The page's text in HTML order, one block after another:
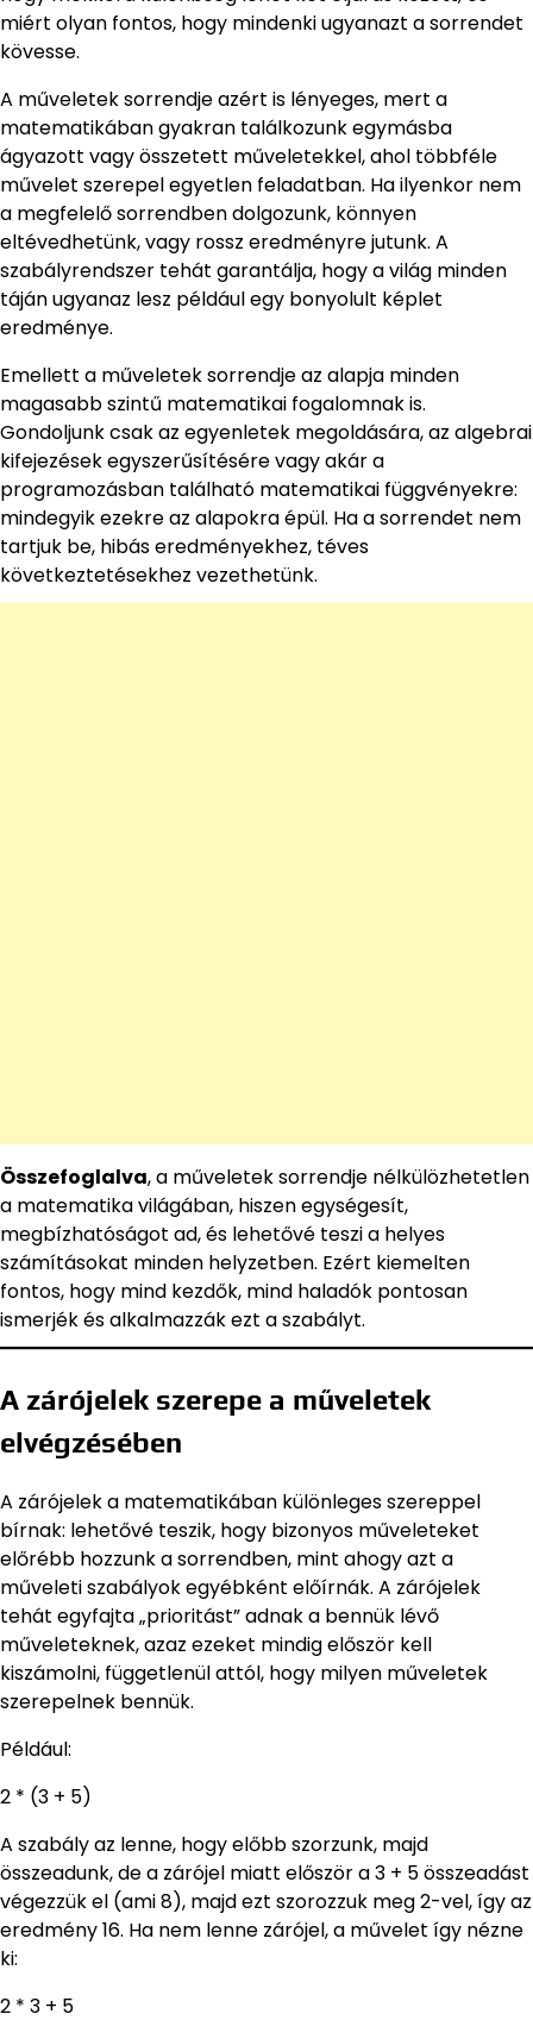
miért olyan fontos, hogy mindenki ugyanazt a sorrendet
kövesse.
A műveletek sorrendje azért is lényeges, mert a
matematikában gyakran találkozunk egymásba
ágyazott vagy összetett műveletekkel, ahol többféle
művelet szerepel egyetlen feladatban. Ha ilyenkor nem
a megfelelő sorrendben dolgozunk, könnyen
eltévedhetünk, vagy rossz eredményre jutunk. A
szabályrendszer tehát garantálja, hogy a világ minden
táján ugyanaz lesz például egy bonyolult képlet
eredménye.
Emellett a műveletek sorrendje az alapja minden
magasabb szintű matematikai fogalomnak is.
Gondoljunk csak az egyenletek megoldására, az algebrai
kifejezések egyszerűsítésére vagy akár a
programozásban található matematikai függvényekre:
mindegyik ezekre az alapokra épül. Ha a sorrendet nem
tartjuk be, hibás eredményekhez, téves
következtetésekhez vezethetünk.
Összefoglalva, a műveletek sorrendje nélkülözhetetlen
a matematika világában, hiszen egységesít,
megbízhatóságot ad, és lehetővé teszi a helyes
számításokat minden helyzetben. Ezért kiemelten
fontos, hogy mind kezdők, mind haladók pontosan
ismerjék és alkalmazzák ezt a szabályt.
A zárójelek szerepe a műveletek
elvégzésében
A zárójelek a matematikában különleges szereppel
bírnak: lehetővé teszik, hogy bizonyos műveleteket
előrébb hozzunk a sorrendben, mint ahogy azt a
műveleti szabályok egyébként előírnák. A zárójelek
tehát egyfajta „prioritást” adnak a bennük lévő
műveleteknek, azaz ezeket mindig először kell
kiszámolni, függetlenül attól, hogy milyen műveletek
szerepelnek bennük.
Például:
2 * (3 + 5)
A szabály az lenne, hogy előbb szorzunk, majd
összeadunk, de a zárójel miatt először a 3 + 5 összeadást
végezzük el (ami 8), majd ezt szorozzuk meg 2-vel, így az
eredmény 16. Ha nem lenne zárójel, a művelet így nézne
ki:
2 * 3 + 5